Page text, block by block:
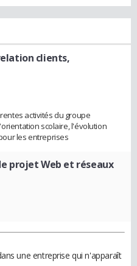
clients,
activités du groupe
scolaire, l'évolution
les entreprises
projet Web et réseaux
une entreprise qui n'apparaît